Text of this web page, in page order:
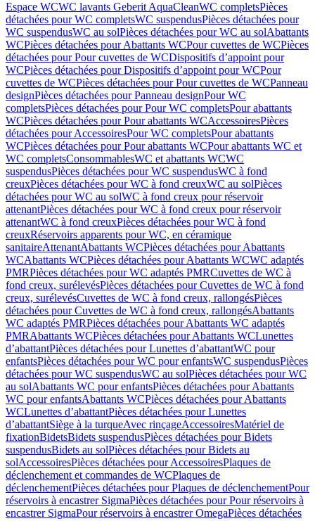
Espace WCWC lavants Geberit AquaCleanWC completsPièces
détachées pour WC completsWC suspendusPièces détachées pour
WC suspendusWC au solPièces détachées pour WC au solAbattants
WCPièces détachées pour Abattants WCPour cuvettes de WCPièces
détachées pour Pour cuvettes de WCDispositifs d’appoint pour
WCPièces détachées pour Dispositifs d’appoint pour WCPour
cuvettes de WCPièces détachées pour Pour cuvettes de WCPanneau
designPièces détachées pour Panneau designPour WC
completsPièces détachées pour Pour WC completsPour abattants
WCPièces détachées pour Pour abattants WCAccessoiresPièces
détachées pour AccessoiresPour WC completsPour abattants
WCPièces détachées pour Pour abattants WCPour abattants WC et
WC completsConsommablesWC et abattants WCWC
suspendusPièces détachées pour WC suspendusWC à fond
creuxPièces détachées pour WC à fond creuxWC au solPièces
détachées pour WC au solWC à fond creux pour réservoir
attenantPièces détachées pour WC à fond creux pour réservoir
attenantWC à fond creuxPièces détachées pour WC à fond
creuxRéservoirs apparents pour WC, en céramique
sanitaireAttenantAbattants WCPièces détachées pour Abattants
WCAbattants WCPièces détachées pour Abattants WCWC adaptés
PMRPièces détachées pour WC adaptés PMRCuvettes de WC à
fond creux, surélevésPièces détachées pour Cuvettes de WC à fond
creux, surélevésCuvettes de WC à fond creux, rallongésPièces
détachées pour Cuvettes de WC à fond creux, rallongésAbattants
WC adaptés PMRPièces détachées pour Abattants WC adaptés
PMRAbattants WCPièces détachées pour Abattants WCLunettes
d’abattantPièces détachées pour Lunettes d’abattantWC pour
enfantsPièces détachées pour WC pour enfantsWC suspendusPièces
détachées pour WC suspendusWC au solPièces détachées pour WC
au solAbattants WC pour enfantsPièces détachées pour Abattants
WC pour enfantsAbattants WCPièces détachées pour Abattants
WCLunettes d’abattantPièces détachées pour Lunettes
d’abattantSiège à la turqueAvec rinçageAccessoiresMatériel de
fixationBidetsBidets suspendusPièces détachées pour Bidets
suspendusBidets au solPièces détachées pour Bidets au
solAccessoiresPièces détachées pour AccessoiresPlaques de
déclenchement et commandes de WCPlaques de
déclenchementPièces détachées pour Plaques de déclenchementPour
réservoirs à encastrer SigmaPièces détachées pour Pour réservoirs à
encastrer SigmaPour réservoirs à encastrer OmegaPièces détachées